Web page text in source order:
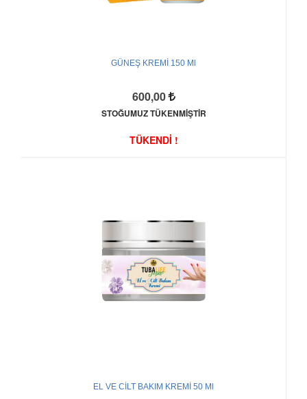
GÜNEŞ KREMİ 150 Ml
600,00
STOĞUMUZ TÜKENMİŞTİR
TÜKENDİ !
EL VE CİLT BAKIM KREMİ 50 Ml